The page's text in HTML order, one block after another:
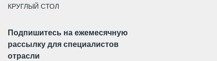
КРУГЛЫЙ СТОЛ
Подпишитесь на ежемесячную
рассылку для специалистов
отрасли